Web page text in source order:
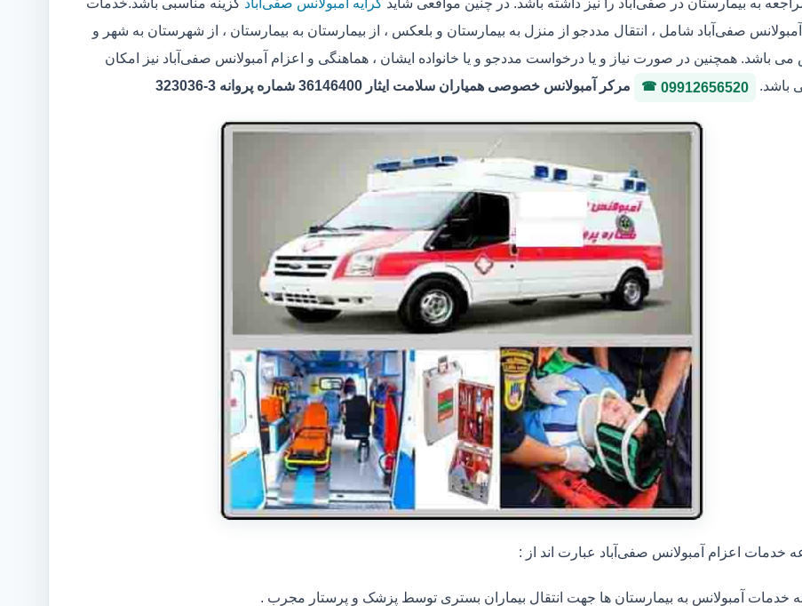
به بیمارستان در صفی‌آباد را نیز داشته باشد. در چنین مواقعی شاید کرایه آمبولانس صفی‌آباد گزینه مناسبی باشد.خدمات
آمبولانس صفی‌آباد شامل ، انتقال مددجو از منزل به بیمارستان و بلعکس ، از بیمارستان به بیمارستان ، از شهرستان به شهر و
باشد. همچنین در صورت نیاز و یا درخواست مددجو و یا خانواده ایشان ، هماهنگی و اعزام آمبولانس صفی‌آباد نیز امکان
باشد.
09912656520 مرکر آمبولانس خصوصی همیاران سلامت ایثار 36146400 شماره پروانه 3-323036
خدمات اعزام آمبولانس صفی‌آباد عبارت اند از :
خدمات آمبولانس به بیمارستان ها جهت انتقال بیماران بستری توسط پزشک و پرستار مجرب .